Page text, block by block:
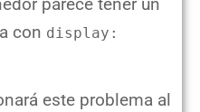
parece tener un
con display:
este problema al